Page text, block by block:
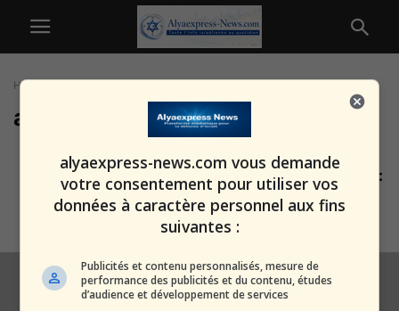
Home
abus de droits
Fraude aux cartes de
stationnement pour handicapés :
une réalité choquante
alxprss_sab
alyaexpress-news.com vous demande
votre consentement pour utiliser vos
données à caractère personnel aux fins
suivantes :
Publicités et contenu personnalisés, mesure de
performance des publicités et du contenu, études
d’audience et développement de services